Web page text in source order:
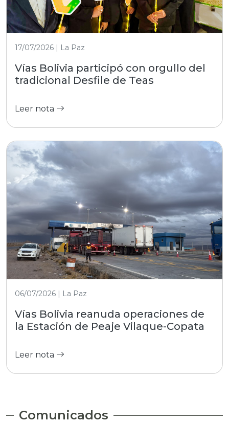
17/07/2026 | La Paz
Vías Bolivia participó con orgullo del
tradicional Desfile de Teas
Leer nota
06/07/2026 | La Paz
Vías Bolivia reanuda operaciones de
la Estación de Peaje Vilaque-Copata
Leer nota
Comunicados